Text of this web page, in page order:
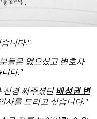
니다."
들은 없으셨고 변호사
니다."
신경 써주셨던 배성권 변
사를 드리고 싶습니다."